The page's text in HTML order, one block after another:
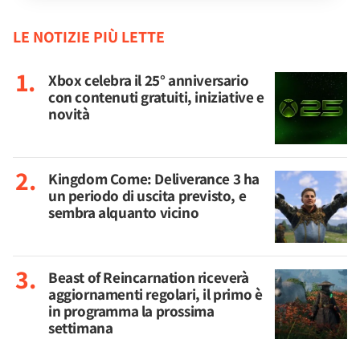
LE NOTIZIE PIÙ LETTE
Xbox celebra il 25° anniversario
con contenuti gratuiti, iniziative e
novità
Kingdom Come: Deliverance 3 ha
un periodo di uscita previsto, e
sembra alquanto vicino
Beast of Reincarnation riceverà
aggiornamenti regolari, il primo è
in programma la prossima
settimana